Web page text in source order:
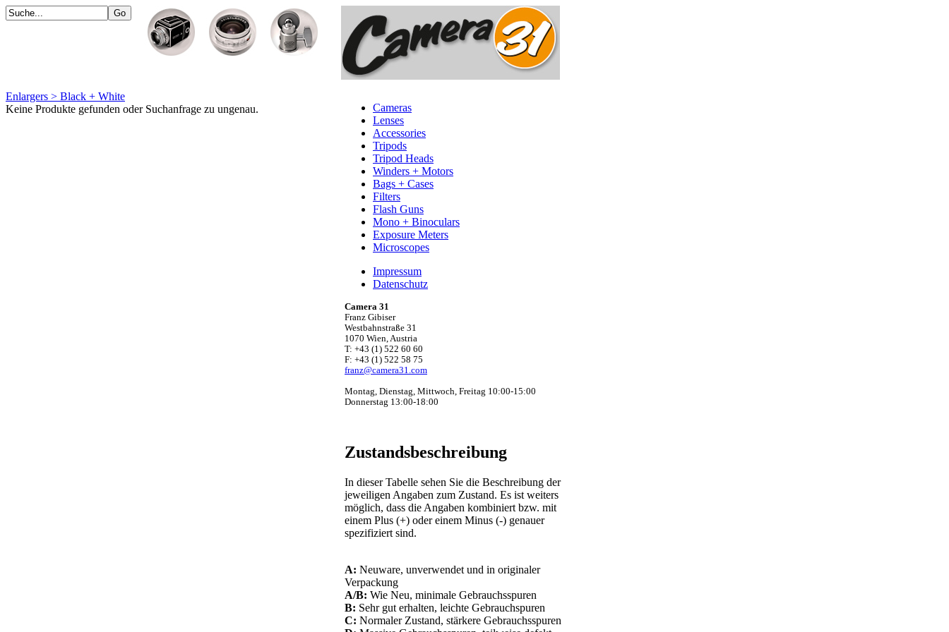
Enlargers > Black + White
Keine Produkte gefunden oder Suchanfrage zu ungenau.
Cameras
Lenses
Accessories
Tripods
Tripod Heads
Winders + Motors
Bags + Cases
Filters
Flash Guns
Mono + Binoculars
Exposure Meters
Microscopes
Impressum
Datenschutz
Camera 31
Franz Gibiser
Westbahnstraße 31
1070 Wien, Austria
T: +43 (1) 522 60 60
F: +43 (1) 522 58 75
franz@camera31.com
Montag, Dienstag, Mittwoch, Freitag 10:00-15:00
Donnerstag 13:00-18:00
Zustandsbeschreibung
In dieser Tabelle sehen Sie die Beschreibung der
jeweiligen Angaben zum Zustand. Es ist weiters
möglich, dass die Angaben kombiniert bzw. mit
einem Plus (+) oder einem Minus (-) genauer
spezifiziert sind.
A: Neuware, unverwendet und in originaler
Verpackung
A/B: Wie Neu, minimale Gebrauchsspuren
B: Sehr gut erhalten, leichte Gebrauchspuren
C: Normaler Zustand, stärkere Gebrauchsspuren